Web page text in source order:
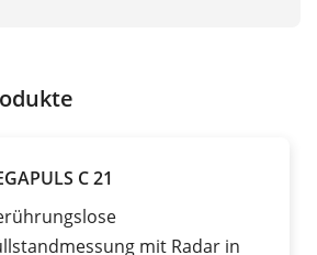
C 21
mit Radar in